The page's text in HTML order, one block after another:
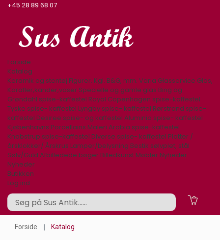
+45 28 89 68 07
Forside
Katalog
Keramik og stentøj Figurer. Kgl. B&G, mm. Varia Glasservice Glas,
Karafler,kander,vaser Specielle og gamle glas Bing og
Grøndahl spise-kaffestel Royal Copenhagen spise-kaffestel
Tyske spise- kaffestel Lyngby spise- kaffestel Rørstrand spise-
kaffestel Desiree spise- og kaffestel Aluminia spise- kaffestel
Kjøbenhavns Porcellains Maleri Arabia spise-kaffestel
Knabstrup spise-kaffestel Diverse spise- kaffestel Platter /
årsklokker/ Årskrus Lamper/belysning Bestik sølvplet, stål
Sølv/Guld Afbilledede bøger Billedkunst Møbler Nyheder
Nyheder
Butikken
Log ind
Forside Katalog